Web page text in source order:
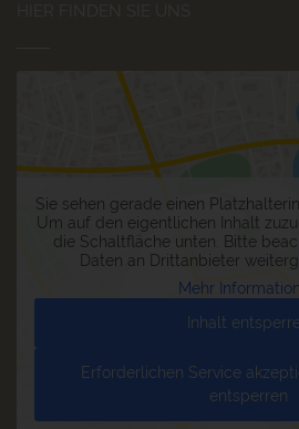
Sie sehen gerade einen
Um auf den eigentlichen Inhalt
die Schaltfläche unten. Bitte
Daten an Drittanbieter
Mehr
Inhalt
Erforderlichen Service
entsperren